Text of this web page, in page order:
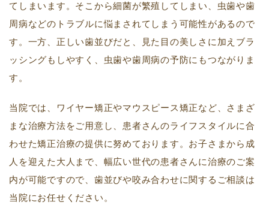
てしまいます。そこから細菌が繁殖してしまい、虫歯や歯
周病などのトラブルに悩まされてしまう可能性があるので
す。一方、正しい歯並びだと、見た目の美しさに加えブラ
ッシングもしやすく、虫歯や歯周病の予防にもつながりま
す。
当院では、ワイヤー矯正やマウスピース矯正など、さまざ
まな治療方法をご用意し、患者さんのライフスタイルに合
わせた矯正治療の提供に努めております。お子さまから成
人を迎えた大人まで、幅広い世代の患者さんに治療のご案
内が可能ですので、歯並びや咬み合わせに関するご相談は
当院にお任せください。